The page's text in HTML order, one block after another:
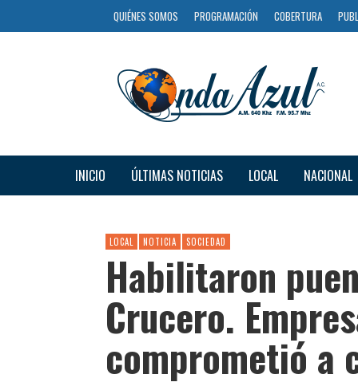
QUIÉNES SOMOS PROGRAMACIÓN COBERTURA
INICIO ÚLTIMAS NOTICIAS LOCAL NACIONAL
LOCAL NOTICIA SOCIEDAD
Habilitaron
Crucero.
comprometió a